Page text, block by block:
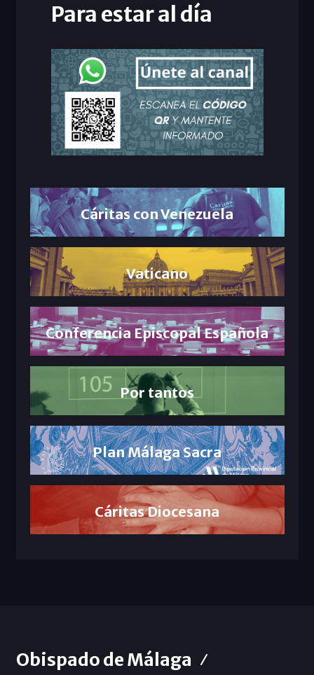
Para estar al día
Cáritas con Venezuela
Vaticano
Conferencia Episcopal Española
Por tantos
Plan Málaga Sacra
Cáritas Diocesana
Obispado de Málaga